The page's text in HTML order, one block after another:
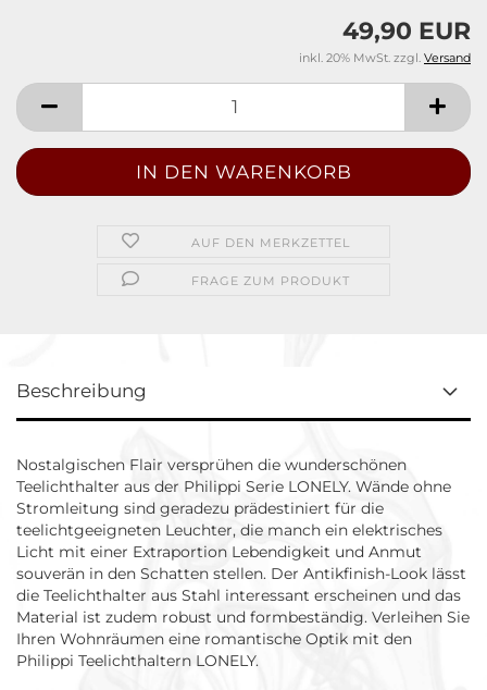
49,90 EUR
inkl. 20% MwSt. zzgl. Versand
AUF DEN MERKZETTEL
FRAGE ZUM PRODUKT
Beschreibung
Nostalgischen Flair versprühen die wunderschönen
Teelichthalter aus der Philippi Serie LONELY. Wände ohne
Stromleitung sind geradezu prädestiniert für die
teelichtgeeigneten Leuchter, die manch ein elektrisches
Licht mit einer Extraportion Lebendigkeit und Anmut
souverän in den Schatten stellen. Der Antikfinish-Look lässt
die Teelichthalter aus Stahl interessant erscheinen und das
Material ist zudem robust und formbeständig. Verleihen Sie
Ihren Wohnräumen eine romantische Optik mit den
Philippi Teelichthaltern LONELY.